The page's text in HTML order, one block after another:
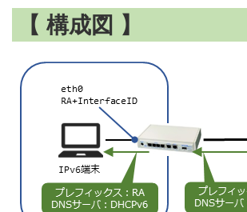
【 構成図 】